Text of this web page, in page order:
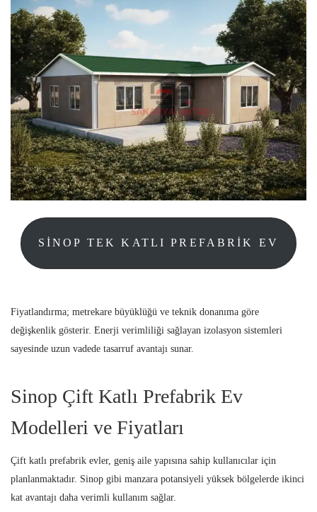
SINOP TEK KATLI PREFABRIK EV
Fiyatlandırma; metrekare büyüklüğü ve teknik donanıma göre
değişkenlik gösterir. Enerji verimliliği sağlayan izolasyon sistemleri
sayesinde uzun vadede tasarruf avantajı sunar.
Sinop Çift Katlı Prefabrik Ev
Modelleri ve Fiyatları
Çift katlı prefabrik evler, geniş aile yapısına sahip kullanıcılar için
planlanmaktadır. Sinop gibi manzara potansiyeli yüksek bölgelerde ikinci
kat avantajı daha verimli kullanım sağlar.